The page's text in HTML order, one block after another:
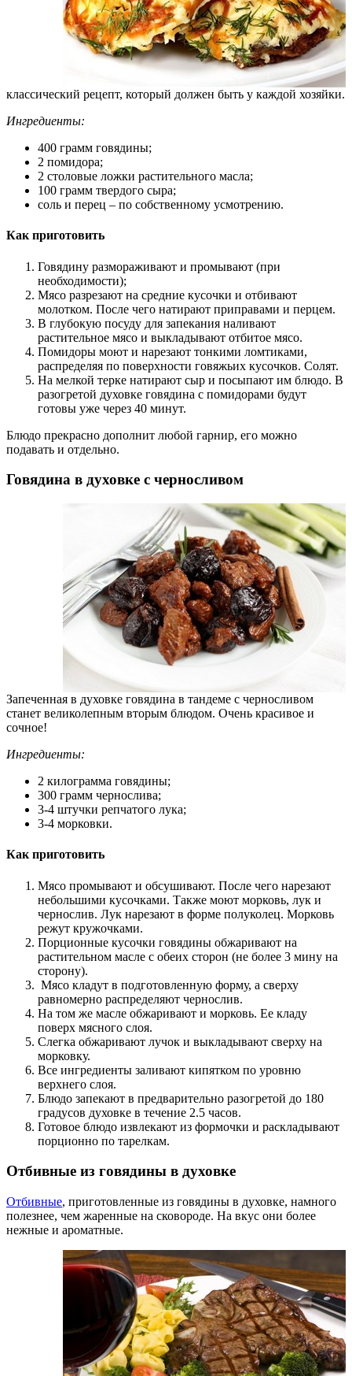
классический рецепт, который должен быть у каждой хозяйки.
Ингредиенты:
400 грамм говядины;
2 помидора;
2 столовые ложки растительного масла;
100 грамм твердого сыра;
соль и перец – по собственному усмотрению.
Как приготовить
Говядину размораживают и промывают (при
необходимости);
Мясо разрезают на средние кусочки и отбивают
молотком. После чего натирают приправами и перцем.
В глубокую посуду для запекания наливают
растительное мясо и выкладывают отбитое мясо.
Помидоры моют и нарезают тонкими ломтиками,
распределяя по поверхности говяжьих кусочков. Солят.
На мелкой терке натирают сыр и посыпают им блюдо. В
разогретой духовке говядина с помидорами будут
готовы уже через 40 минут.
Блюдо прекрасно дополнит любой гарнир, его можно
подавать и отдельно.
Говядина в духовке с черносливом
Запеченная в духовке говядина в тандеме с черносливом
станет великолепным вторым блюдом. Очень красивое и
сочное!
Ингредиенты:
2 килограмма говядины;
300 грамм чернослива;
3-4 штучки репчатого лука;
3-4 морковки.
Как приготовить
Мясо промывают и обсушивают. После чего нарезают
небольшими кусочками. Также моют морковь, лук и
чернослив. Лук нарезают в форме полуколец. Морковь
режут кружочками.
Порционные кусочки говядины обжаривают на
растительном масле с обеих сторон (не более 3 мину на
сторону).
Мясо кладут в подготовленную форму, а сверху
равномерно распределяют чернослив.
На том же масле обжаривают и морковь. Ее кладу
поверх мясного слоя.
Слегка обжаривают лучок и выкладывают сверху на
морковку.
Все ингредиенты заливают кипятком по уровню
верхнего слоя.
Блюдо запекают в предварительно разогретой до 180
градусов духовке в течение 2.5 часов.
Готовое блюдо извлекают из формочки и раскладывают
порционно по тарелкам.
Отбивные из говядины в духовке
Отбивные, приготовленные из говядины в духовке, намного
полезнее, чем жаренные на сковороде. На вкус они более
нежные и ароматные.